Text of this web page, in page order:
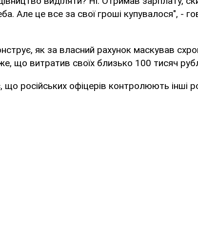
Але це все за свої гроші купувалося", -
як за власний рахунок маскував
що витратив своїх близько 100 тисяч
російських офіцерів контролюють інші